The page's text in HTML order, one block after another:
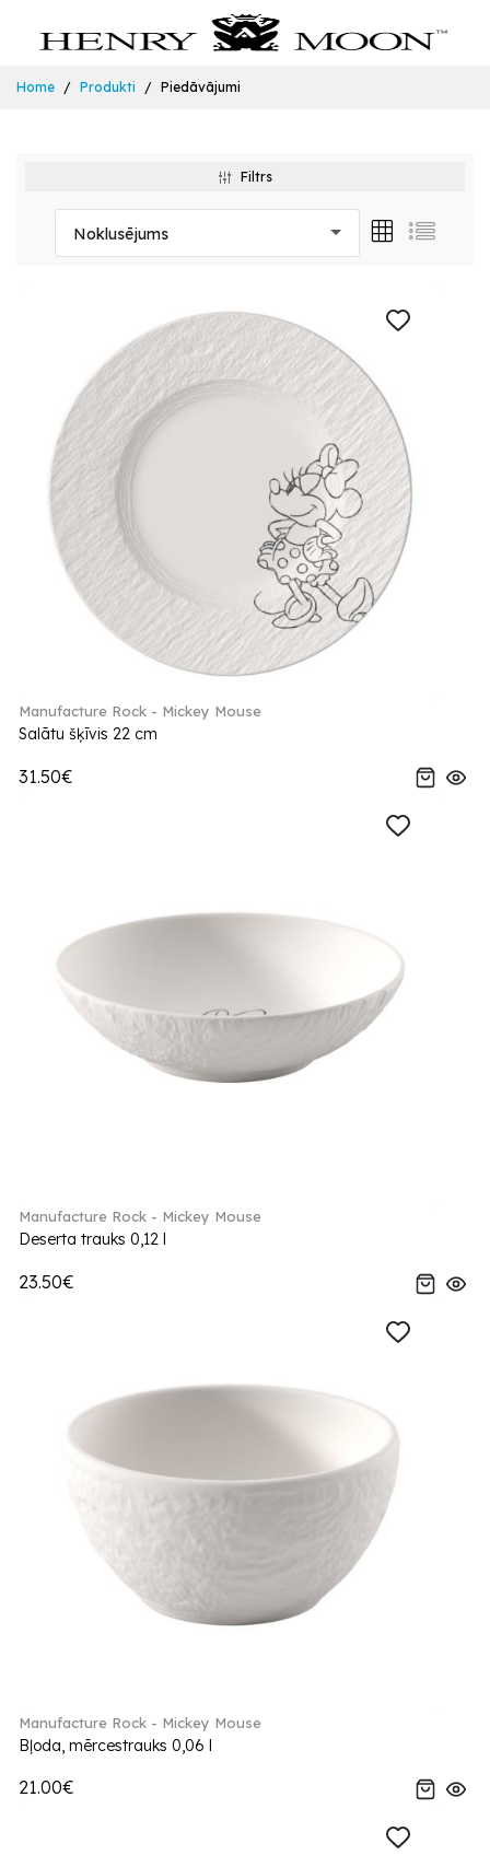
Home Produkti Piedāvājumi
Filtrs
Manufacture Rock - Mickey Mouse
Salātu šķīvis 22 cm
31.50€
Manufacture Rock - Mickey Mouse
Deserta trauks 0,12 l
23.50€
Manufacture Rock - Mickey Mouse
Bļoda, mērcestrauks 0,06 l
21.00€